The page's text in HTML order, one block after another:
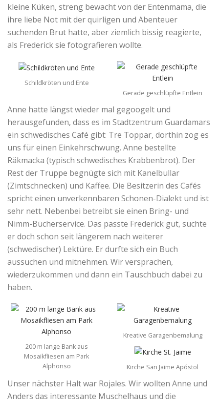
kleine Küken, streng bewacht von der Entenmama, die
ihre liebe Not mit der quirligen und Abenteuer
suchenden Brut hatte, aber ziemlich bissig reagierte,
als Frederick sie fotografieren wollte.
Schildkröten und Ente
Gerade geschlüpfte Entlein
Anne hatte längst wieder mal gegoogelt und
herausgefunden, dass es im Stadtzentrum Guardamars
ein schwedisches Café gibt: Tre Toppar, dorthin zog es
uns für einen Einkehrschwung. Anne bestellte
Räkmacka (typisch schwedisches Krabbenbrot). Der
Rest der Truppe begnügte sich mit Kanelbullar
(Zimtschnecken) und Kaffee. Die Besitzerin des Cafés
spricht einen unverkennbaren Schonen-Dialekt und ist
sehr nett. Nebenbei betreibt sie einen Bring- und
Nimm-Bücherservice. Das passte Frederick gut, suchte
er doch schon seit längerem nach weiterer
(schwedischer) Lektüre. Er durfte sich ein Buch
aussuchen und mitnehmen. Wir versprachen,
wiederzukommen und dann ein Tauschbuch dabei zu
haben.
200 m lange Bank aus
Mosaikfliesen am Park
Alphonso
Kreative Garagenbemalung
Kirche San Jaime Apóstol
Unser nächster Halt war Rojales. Wir wollten Anne und
Anders das interessante Muschelhaus und die